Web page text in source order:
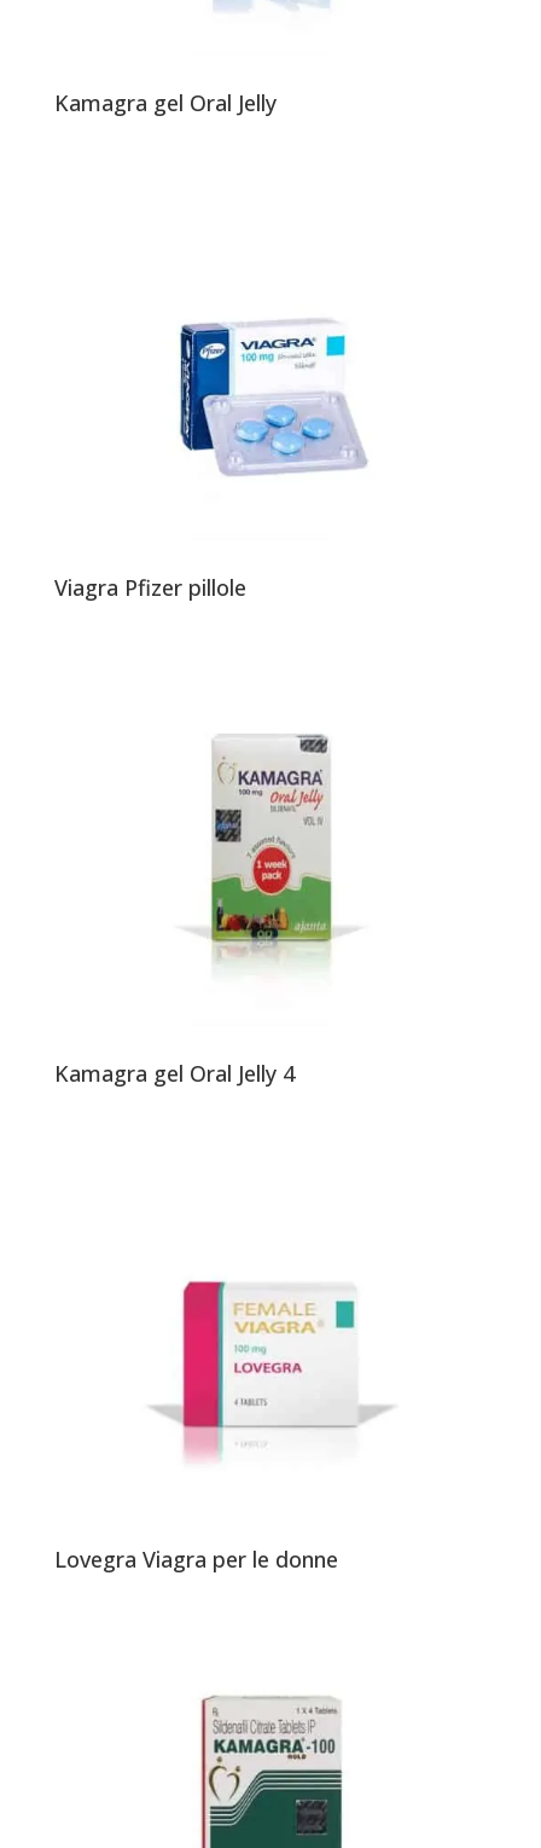
Kamagra gel Oral Jelly
Viagra Pfizer pillole
Kamagra gel Oral Jelly 4
Lovegra Viagra per le donne